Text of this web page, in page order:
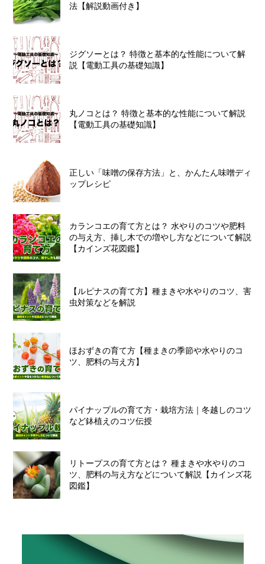
法【解説動画付き】
ジグソーとは？ 特徴と基本的な性能について解
説【電動工具の基礎知識】
丸ノコとは？ 特徴と基本的な性能について解説
【電動工具の基礎知識】
正しい「味噌の保存方法」と、かんたん味噌ディ
ップレシピ
カランコエの育て方とは？ 水やりのコツや肥料
の与え方、挿し木での増やし方などについて解説
【カインズ花図鑑】
【ルピナスの育て方】種まきや水やりのコツ、害
虫対策などを解説
ほおずきの育て方【種まきの季節や水やりのコ
ツ、肥料の与え方】
パイナップルの育て方・栽培方法｜冬越しのコツ
など鉢植えのコツ伝授
リトープスの育て方とは？ 種まきや水やりのコ
ツ、肥料の与え方などについて解説【カインズ花
図鑑】